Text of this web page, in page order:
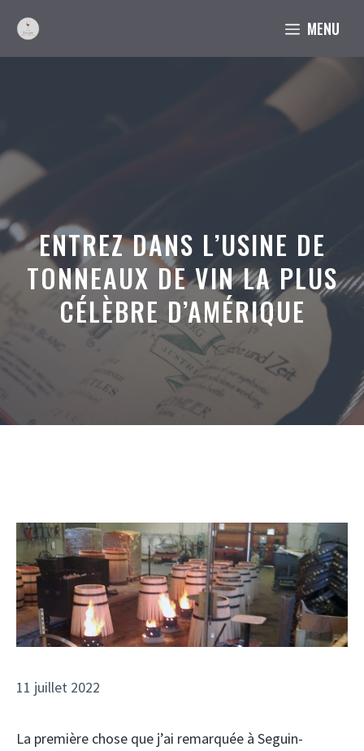
contenu
MENU
ENTREZ DANS L’USINE DE
TONNEAUX DE VIN LA PLUS
CÉLÈBRE D’AMÉRIQUE
11 juillet 2022
La première chose que j’ai remarquée à Seguin-